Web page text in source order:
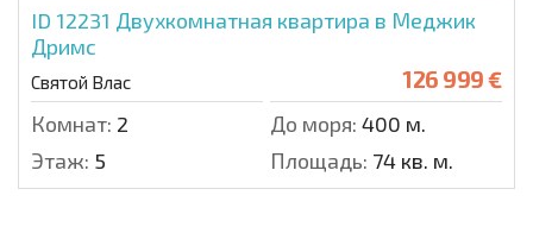
ID 12231 Двухкомнатная квартира в Меджик
Дримс
Святой Влас 126 999 €
Комнат: 2 До моря: 400 м.
Этаж: 5 Площадь: 74 кв. м.